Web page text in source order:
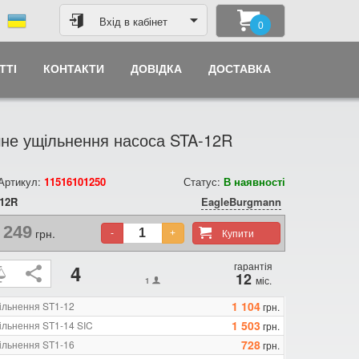
Вхід в кабінет 0
КОНТАКТИ ДОВІДКА ДОСТАВКА
ущільнення насоса STA-12R
11516101250 Статус: В наявності
EagleBurgmann
249грн. Купити
- +
4 1
гарантія
12 міс.
ST1-12
1 104грн.
ST1-14 SIC
1 503грн.
ST1-16
728грн.